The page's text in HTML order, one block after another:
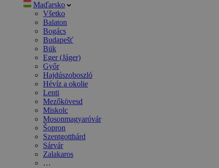
Maďarsko
Všetko
Balaton
Bogács
Budapešť
Bük
Eger (Jáger)
Győr
Hajdúszoboszló
Hévíz a okolie
Lenti
Mezőkövesd
Miskolc
Mosonmagyaróvár
Šopron
Szentgotthárd
Sárvár
Zalakaros
…